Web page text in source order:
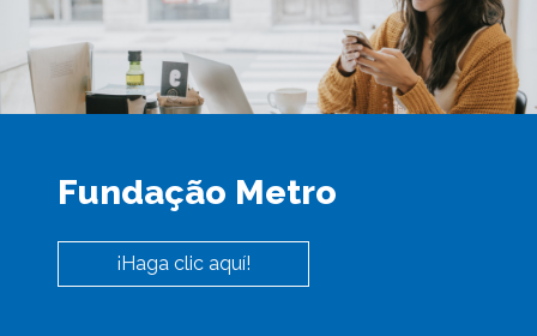
Fundação Metro
¡Haga clic aquí!